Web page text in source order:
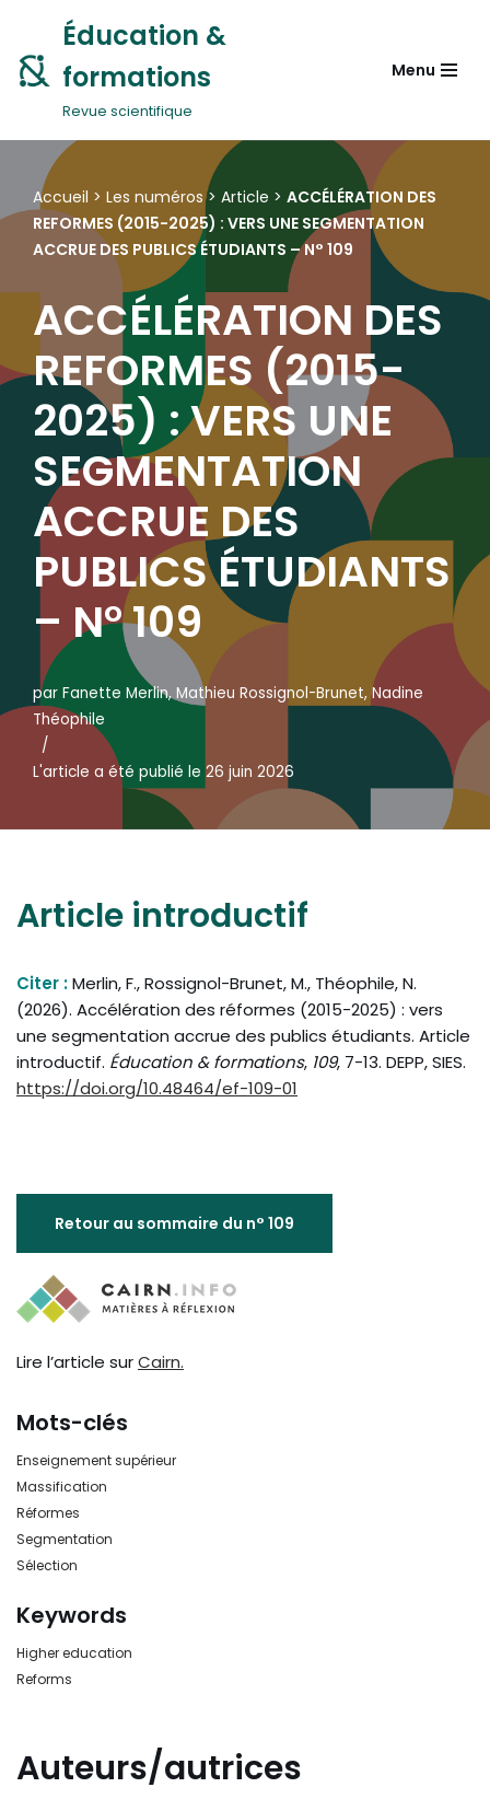
Aller
au
contenu
Éducation &
formations
Revue scientifique
Menu
Accueil > Les numéros> Article > ACCÉLÉRATION DES
REFORMES (2015-2025) : VERS UNE SEGMENTATION
ACCRUE DES PUBLICS ÉTUDIANTS – N° 109
ACCÉLÉRATION DES
REFORMES (2015-
2025) : VERS UNE
SEGMENTATION
ACCRUE DES
PUBLICS ÉTUDIANTS
– N° 109
par Fanette Merlin,Mathieu Rossignol-Brunet,Nadine
Théophile
L'article a été publié le 26 juin 2026
Article introductif
Citer :Merlin, F., Rossignol-Brunet, M., Théophile, N.
(2026). Accélération des réformes (2015-2025) : vers
une segmentation accrue des publics étudiants. Article
introductif. Éducation & formations, 109, 7-13. DEPP, SIES.
https://doi.org/10.48464/ef-109-01
Retour au sommaire du n° 109
Lire l’article surCairn.
Mots-clés
Enseignement supérieur
Massification
Réformes
Segmentation
Sélection
Keywords
Higher education
Reforms
Auteurs/autrices